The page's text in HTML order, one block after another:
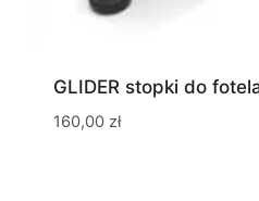
GLIDER stopki do
160,00 zł